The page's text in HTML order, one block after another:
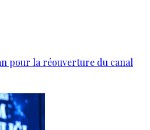
pour la réouverture du canal